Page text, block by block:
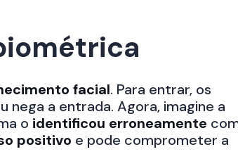
facial. Para entrar, os
nega a entrada. Agora, imagine a
o identificou erroneamente
positivo e pode comprometer a